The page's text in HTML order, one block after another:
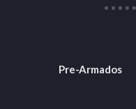
Pre-Armados